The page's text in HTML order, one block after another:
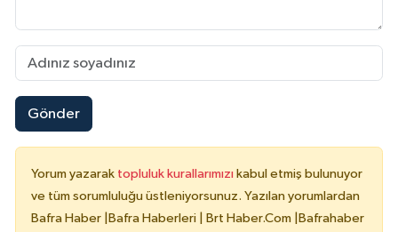
Gönder
Yorum yazarak topluluk kurallarımızı kabul etmiş bulunuyor
ve tüm sorumluluğu üstleniyorsunuz. Yazılan yorumlardan
Bafra Haber |Bafra Haberleri | Brt Haber.Com |Bafrahaber